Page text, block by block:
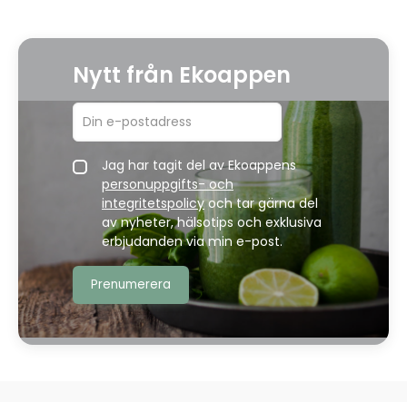
Nytt från Ekoappen
Jag har tagit del av Ekoappens
personuppgifts- och
integritetspolicyoch tar gärna del
av nyheter, hälsotips och exklusiva
erbjudanden via min e-post.